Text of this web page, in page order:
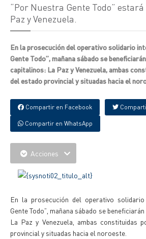
“Por Nuestra Gente Todo”
Paz y Venezuela.
En la prosecución del operativo solidario
Gente Todo”, mañana sábado se
capitalinos: La Paz y Venezuela, ambas
del estado provincial y situadas hacia el
Compartir en Facebook
Compartir en WhatsApp
Acciones
En la prosecución del operativo
Gente Todo”, mañana sábado se
La Paz y Venezuela, ambas constituidas
provincial y situadas hacia el noroeste.